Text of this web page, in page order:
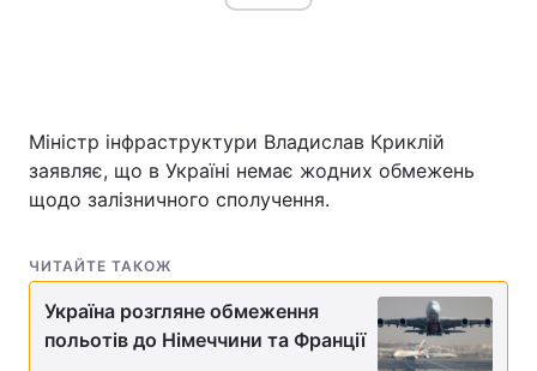
Головна Війна
Економіка
Спорт Наука
Міністр інфраструктури Владислав Криклій
заявляє, що в Україні немає жодних обмежень
щодо залізничного сполучення.
ЧИТАЙТЕ ТАКОЖ
Україна розгляне обмеження
польотів до Німеччини та Франції